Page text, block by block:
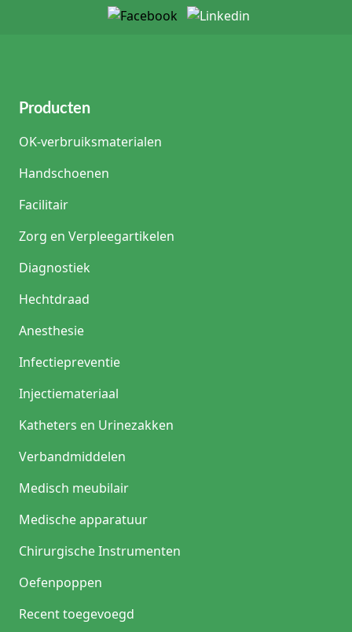
Producten
OK-verbruiksmaterialen
Handschoenen
Facilitair
Zorg en Verpleegartikelen
Diagnostiek
Hechtdraad
Anesthesie
Infectiepreventie
Injectiemateriaal
Katheters en Urinezakken
Verbandmiddelen
Medisch meubilair
Medische apparatuur
Chirurgische Instrumenten
Oefenpoppen
Recent toegevoegd